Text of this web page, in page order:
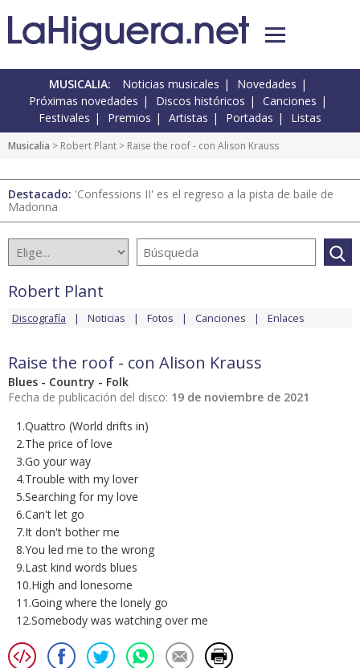
MUSICALIA: Noticias musicales
Novedades
Próximas novedades
Discos históricos
Canciones
Festivales
Premios Artistas Portadas Listas
Musicalia > Robert Plant > Raise the roof - con Alison Krauss
Destacado: 'Confessions II' es el regreso a la pista de baile de
Madonna
Robert Plant
Discografía Noticias Fotos Canciones Enlaces
Raise the roof - con Alison Krauss
Blues - Country - Folk
Fecha de publicación del disco: 19 de noviembre de 2021
1.Quattro (World drifts in)
2.The price of love
3.Go your way
4.Trouble with my lover
5.Searching for my love
6.Can't let go
7.It don't bother me
8.You led me to the wrong
9.Last kind words blues
10.High and lonesome
11.Going where the lonely go
12.Somebody was watching over me